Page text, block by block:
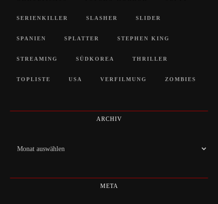
SERIENKILLER SLASHER SLIDER
SPANIEN SPLATTER STEPHEN KING
STREAMING SÜDKOREA THRILLER
TOPLISTE USA VERFILMUNG ZOMBIES
ARCHIV
Archiv
META